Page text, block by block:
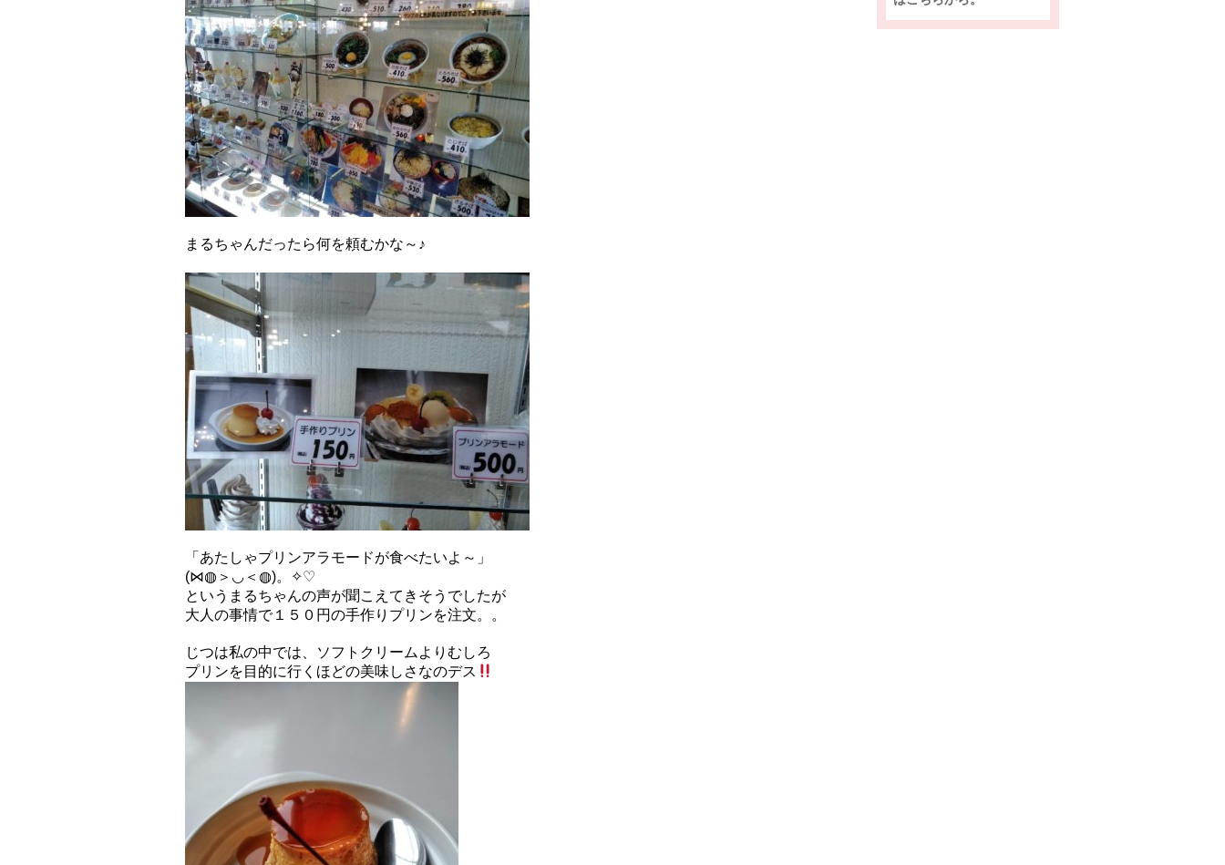
まるちゃんだったら何を頼むかな～♪
「あたしゃプリンアラモードが食べたいよ～」
(⋈◍＞◡＜◍)。✧♡
というまるちゃんの声が聞こえてきそうでしたが
大人の事情で１５０円の手作りプリンを注文。。
じつは私の中では、ソフトクリームよりむしろ
プリンを目的に行くほどの美味しさなのデス